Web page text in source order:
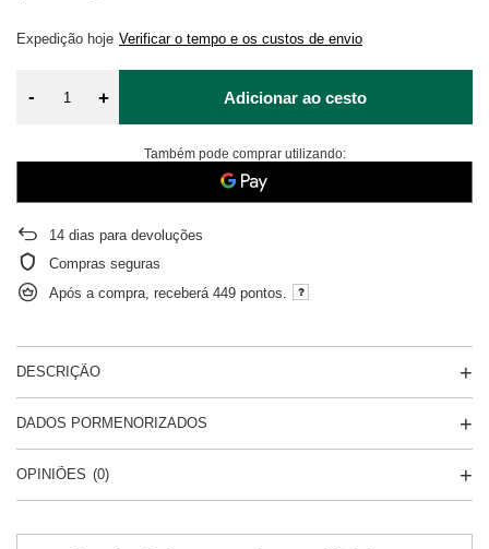
Expedição hoje Verificar o tempo e os custos de envio
- + Adicionar ao cesto
Também pode comprar utilizando:
14 dias para devoluções
Compras seguras
Após a compra, receberá 449 pontos.
DESCRIÇÃO
DADOS PORMENORIZADOS
OPINIÕES (0)